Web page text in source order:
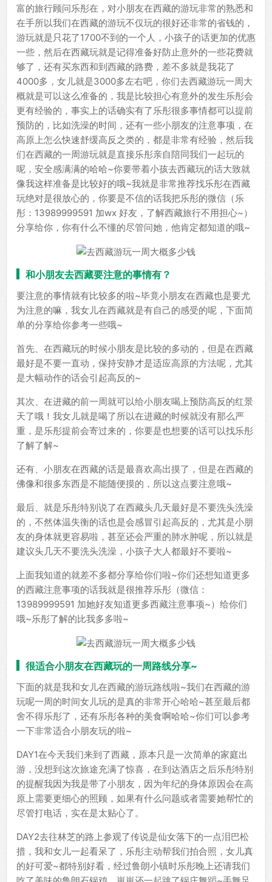
富的旅行顾问乐彤在，对小朋友在西藏的游玩非常的熟悉和
在手所以我们在西藏的游玩不仅玩的很好还非常的省钱的，
游玩就是只花了1700不到的一个人，小孩子的话更加的优惠
一些，然后在西藏玩就是记得准备好防止意外的一些花费就
够了，还有买东西和到西藏的路费，差不多就是我花了
4000多，女儿就是3000多左右吧，你们去西藏游玩一周大
概就是可以这么准备的，我是比较担心有意外的发生乐彤会
更有经验的，事实上的话确实有了乐彤很多事情都可以提前
预防的，比如洗澡的时间，还有一些小朋友的注意事项，在
高原上怎么快速舒缓高反之类的，都是非常有经验，然后我
们在西藏的一周游玩就是直接乐彤亲自陪同我们一起玩的
呢，安全感满满的哈哈~你要带着小孩去西藏玩的话大致就
像我这样准备是比较好的哦~我就是非常推荐找乐彤在西藏
玩绝对是很放心的，你要是不信的话我把乐彤的微信（乐
彤：13989999591 加wx 好友，了解西藏旅行不用担心~）
分享给你，你有什么不懂的尽管问她，他肯定都知道的哦~
和小朋友去西藏要注意的事情有？
要注意的事情就有比较多的啦~毕竟小朋友在西藏也是要尤
为注意的嘛，我女儿在西藏就是有自己的感受的呢，下面简
单的分享给你参考一些哦~
首先、在西藏玩的时候小朋友是比较的多动的，但是在西藏
最好是不要一直动，保持安静才是适应高原的方法呢，尤其
是大幅动作的话会引起高反的~
其次、在进藏的前一周就可以给小朋友喝上预防高反的红景
天了哦！我女儿就是喝了所以在进藏的时候就没有那么严
重，是乐彤提前会寄过来的，你要是也想要的话可以找乐彤
了解了解~
还有、小朋友在西藏的话是最喜欢高出摸了，但是在西藏的
佛像和很多东西是不能随便摸的，所以这点要注意哦~
最后、就是乐彤特别说了在西藏头几天最好是不要洗头洗澡
的，不然体温失衡的话也是会感冒引起高反的，尤其是小朋
友的身体就更容易啦，甚至还会严重的肺水肿呢，所以就是
建议头几天不要洗头洗澡，小孩子大人都最好不要啦~
上面我知道的就差不多都分享给你们啦~你们还想知道更多
的西藏注意事项的话我就是很推荐乐彤（微信：
13989999591 加她好友知道更多西藏注意事项~）给你们
哦~乐彤了解的比我多多啦~
很适合小朋友在西藏玩的一周路线分享~
下面的就是我和女儿在西藏的游玩路线啦~我们在西藏的游
玩呢一周的时间女儿玩的是真的非常开心哈哈~甚至最后都
舍不得乐彤了，还有乐彤各种的美食啊哈哈~你们可以参考
一下非常适合小朋友玩的啦~
DAY1在今天我们来到了西藏，原本只是一次简单的家庭出
游，没想到这次旅途充满了惊喜，在到达酒店之后乐彤特别
的提醒我因为我是带了小朋友，因为年纪的身体原因会在高
原上需要更细心的照顾，如果有什么问题或者需要她帮忙的
尽管打电话，实在是太贴心了。
DAY2去往林芝的路上参观了传说是仙女落下的一点泪巴松
措，我和女儿一起看呆了，乐彤主动帮我们拍合照，女儿真
的好可爱~都特别好看，经过鲁朗小镇时乐彤晚上还请我们